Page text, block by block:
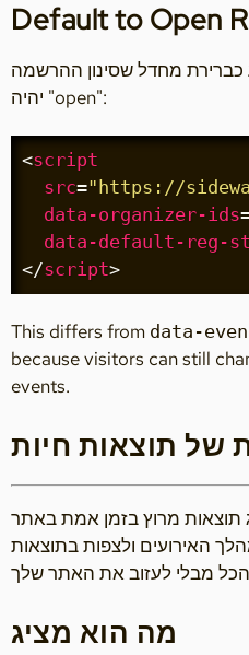
Default to Open
מחדל שסינון ההרשמה
יהיה "open":
<script
src="https://
data-organizer-ids
data-default-reg-
</script>
This differs from data-
because visitors can still
events.
תוצאות מרוץ בזמן אמת באתר
האירועים ולצפות בתוצאות
מה הוא מציג